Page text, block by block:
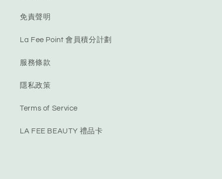
免責聲明
La Fee Point 會員積分計劃
服務條款
隱私政策
Terms of Service
LA FEE BEAUTY 禮品卡